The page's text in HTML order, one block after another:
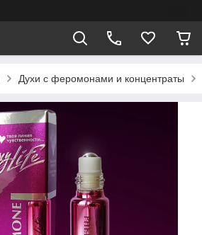
Духи с феромонами и концентраты